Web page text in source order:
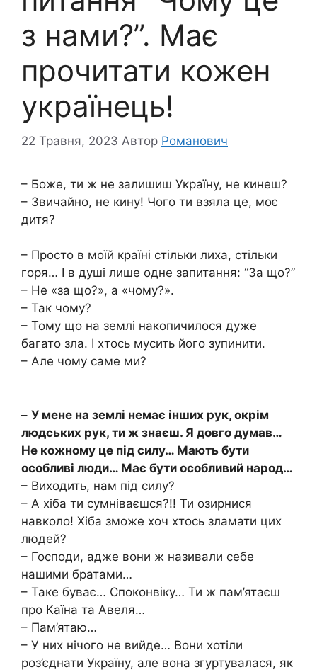
з нами?”. Має
прочитати кожен
українець!
22 Травня, 2023 Автор Романович
– Боже, ти ж не залишиш Україну, не кинеш?
– Звичайно, не кину! Чого ти взяла це, моє
дитя?
– Просто в моїй країні стільки лиха, стільки
горя… І в душі лише одне запитання: “За що?”
– Не «за що?», а «чому?».
– Так чому?
– Тому що на землі накопичилося дуже
багато зла. І хтось мусить його зупинити.
– Але чому саме ми?
– У мене на землі немає інших рук, окрім
людських рук, ти ж знаєш. Я довго думав…
Не кожному це під силу… Мають бути
особливі люди… Має бути особливий народ…
– Виходить, нам під силу?
– А хіба ти сумніваєшся?!! Ти озирнися
навколо! Хіба зможе хоч хтось зламати цих
людей?
– Господи, адже вони ж називали себе
нашими братами…
– Таке буває… Споконвіку… Ти ж пам’ятаєш
про Каїна та Авеля…
– Пам’ятаю…
– У них нічого не вийде… Вони хотіли
роз’єднати Україну, але вона згуртувалася, як